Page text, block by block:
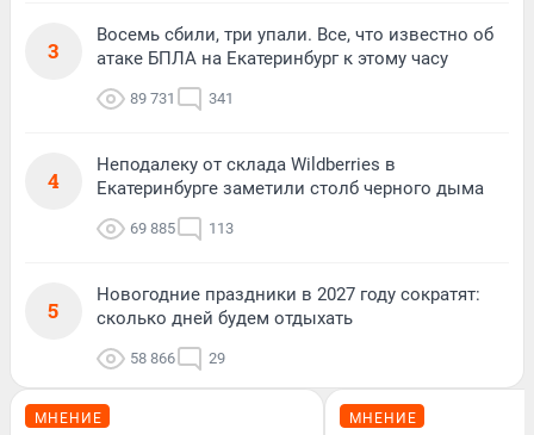
3
Восемь сбили, три упали. Все, что известно об
атаке БПЛА на Екатеринбург к этому часу
89 731 341
4
Неподалеку от склада Wildberries в
Екатеринбурге заметили столб черного дыма
69 885 113
5
Новогодние праздники в 2027 году сократят:
сколько дней будем отдыхать
58 866 29
МНЕНИЕ МНЕНИЕ